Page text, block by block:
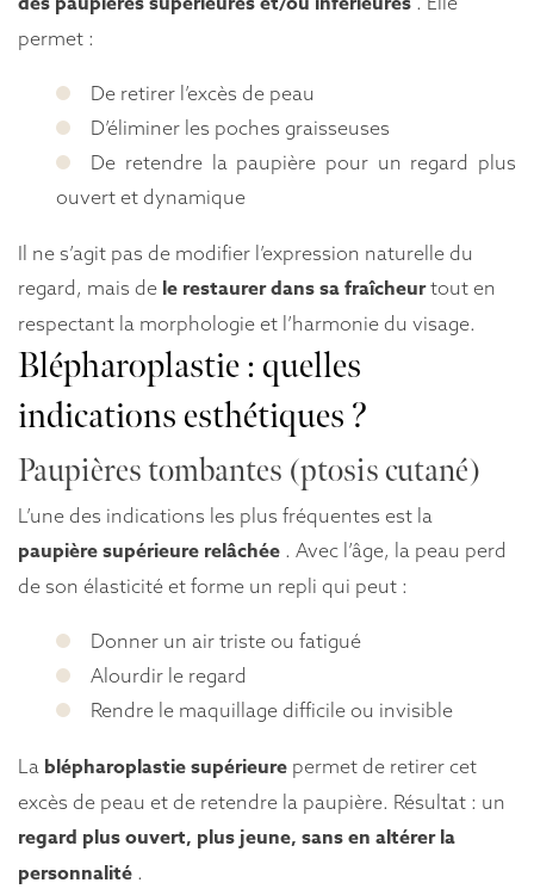
permet :
De retirer l’excès de peau
D’éliminer les poches graisseuses
De retendre la paupière pour un regard plus
ouvert et dynamique
Il ne s’agit pas de modifier l’expression naturelle du
regard, mais de le restaurer dans sa fraîcheurtout en
respectant la morphologie et l’harmonie du visage.
Blépharoplastie : quelles
indications esthétiques ?
Paupières tombantes (ptosis cutané)
L’une des indications les plus fréquentes est la
paupière supérieure relâchée . Avec l’âge, la peau perd
de son élasticité et forme un repli qui peut :
Donner un air triste ou fatigué
Alourdir le regard
Rendre le maquillage difficile ou invisible
La blépharoplastie supérieure permet de retirer cet
excès de peau et de retendre la paupière. Résultat : un
regard plus ouvert, plus jeune, sans en altérer la
personnalité .